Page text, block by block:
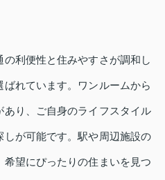
利便性と住みやすさが調和し
れています。ワンルームから
り、ご自身のライフスタイル
が可能です。駅や周辺施設の
望にぴったりの住まいを見つ